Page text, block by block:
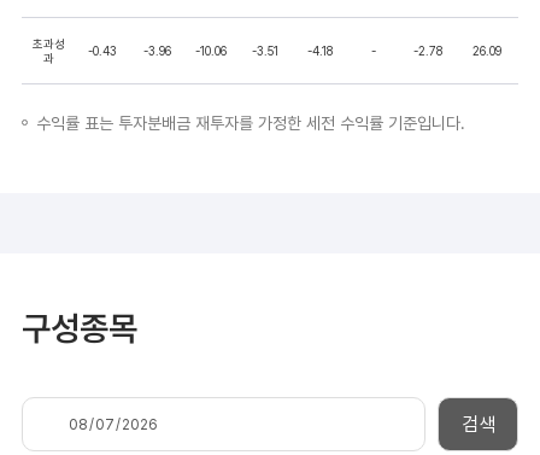
초과성
과
-0.43 -3.96 -10.06 -3.51 -4.18 - -2.78 26.09
수익률 표는 투자분배금 재투자를 가정한 세전 수익률 기준입니다.
구성종목
검색